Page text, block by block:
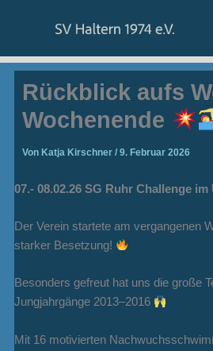
Rückblick aufs
Wochenende
Von Katja Kirschner / 9. Februar 2026
07.- 08.02.26 SG Ruhr Challenge
Der Verein startete am vergangenen
starker Besetzung!
Besonders gefreut hat uns die große
Jungjahrgänge 2013–2016
Mit 16 motivierten